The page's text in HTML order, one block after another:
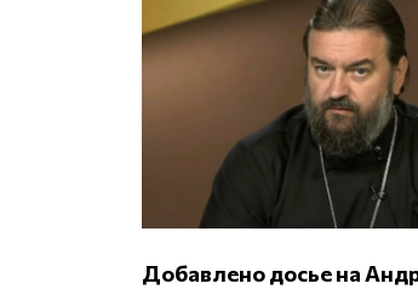
Добавлено досье на